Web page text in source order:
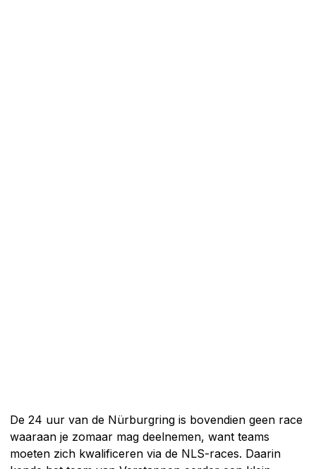
De 24 uur van de Nürburgring is bovendien geen race
waaraan je zomaar mag deelnemen, want teams
moeten zich kwalificeren via de NLS-races. Daarin